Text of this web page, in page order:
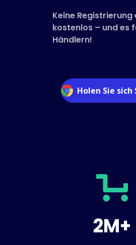
Keine
kostenlos – und es
Händlern!
Holen Sie
2M+